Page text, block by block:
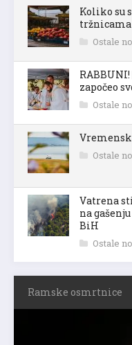
Koliko su
tržnicama
Ostale
započeo
Ostale
Ostale
Vatrena
na
BiH
Ostale
Ramske osmrtnice